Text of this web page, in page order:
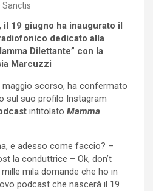
Sanctis
19 giugno ha inaugurato il
dedicato alla
Dilettante” con la
Marcuzzi
maggio scorso, ha confermato
sul suo profilo Instagram
intitolato Mamma
e adesso come faccio? –
la conduttrice – Ok, don’t
mila domande che ho in
podcast che nascerà il 19